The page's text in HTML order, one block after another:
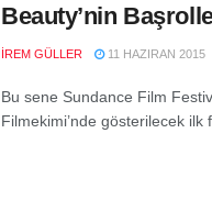
Beauty’nin
İREM GÜLLER 11 HAZIRAN 2015
Bu sene Sundance Film
Filmekimi’nde gösterilecek ilk